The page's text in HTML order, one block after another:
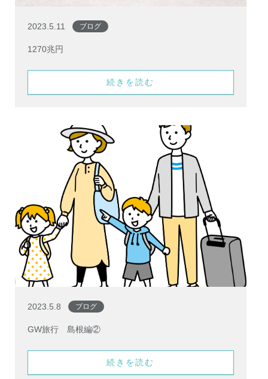
2023.5.11 ブログ
1270兆円
続きを読む
2023.5.8 ブログ
GW旅行 島根編②
続きを読む